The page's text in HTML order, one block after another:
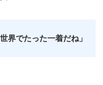
界でたった一着だね」